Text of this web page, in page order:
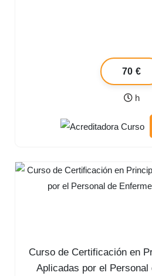
70 €
h
Curso de Certificación en
Aplicadas por el Personal